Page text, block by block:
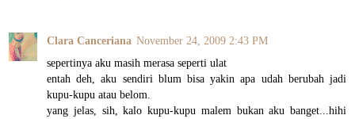
Clara Canceriana November 24, 2009 2:43 PM
sepertinya aku masih merasa seperti ulat
entah deh, aku sendiri blum bisa yakin apa udah berubah jadi
kupu-kupu atau belom.
yang jelas, sih, kalo kupu-kupu malem bukan aku banget...hihi